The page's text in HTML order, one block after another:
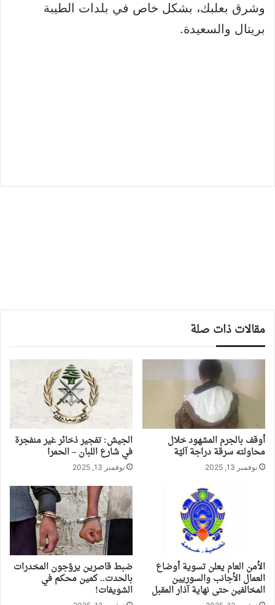
وشرق بعلبك، بشكل خاص في بلدات الطيبة
بريتال والسعيدة.
مقالات ذات صلة
أوقف بالجرم المشهود خلال
محاولته سرقة دراجة آليّة
نوفمبر 13, 2025
الجيش: تفجير ذخائر غير منفجرة
في شارع اللبان – الحمرا
نوفمبر 13, 2025
الأمن العام يعلن تسوية أوضاع
العمال الأجانب والسوريين
المخالفين حتى نهاية آذار المقبل
ضبط قاصرين يروّجون المخدرات
بالحدت.. كمين محكم في
الشويفات!